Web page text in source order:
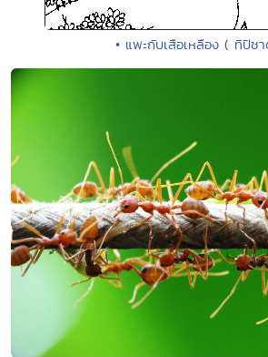
• แพะกับเสือเหลือง ( ทิปิช